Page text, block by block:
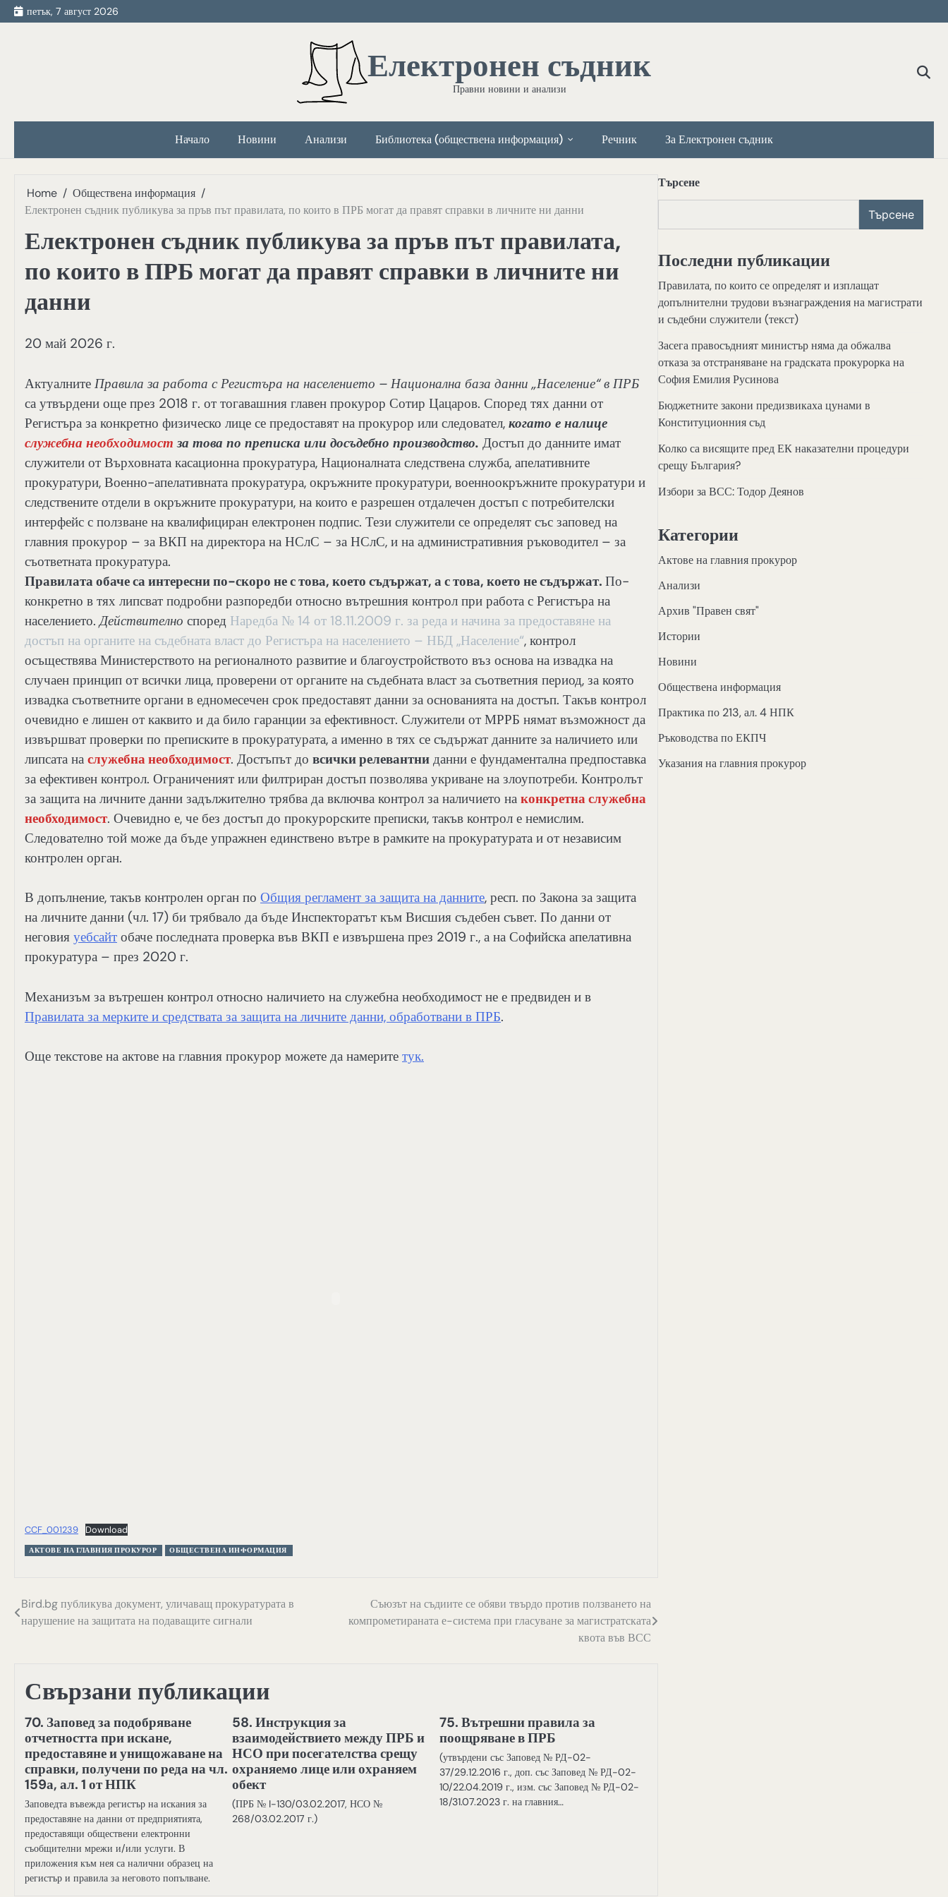
Skip
to
петък, 7 август 2026
Електронен съдник
Правни новини и анализи
Начало Новини Анализи Библиотека (обществена информация) Речник За Електронен съдник
Home
Обществена информация
Електронен съдник публикува за пръв път правилата, по които в ПРБ могат да правят справки в личните ни данни
Електронен съдник публикува за пръв път правилата,
по които в ПРБ могат да правят справки в личните ни
данни
20 май 2026 г.
Актуалните Правила за работа с Регистъра на населението – Национална база данни „Население“ в ПРБ
са утвърдени още през 2018 г. от тогавашния главен прокурор Сотир Цацаров. Според тях данни от
Регистъра за конкретно физическо лице се предоставят на прокурор или следовател, когато е налице
служебна необходимост за това по преписка или досъдебно производство. Достъп до данните имат
служители от Върховната касационна прокуратура, Националната следствена служба, апелативните
прокуратури, Военно-апелативната прокуратура, окръжните прокуратури, военноокръжните прокуратури и
следствените отдели в окръжните прокуратури, на които е разрешен отдалечен достъп с потребителски
интерфейс с ползване на квалифициран електронен подпис. Тези служители се определят със заповед на
главния прокурор – за ВКП на директора на НСлС – за НСлС, и на административния ръководител – за
съответната прокуратура.
Правилата обаче са интересни по-скоро не с това, което съдържат, а с това, което не съдържат. По-
конкретно в тях липсват подробни разпоредби относно вътрешния контрол при работа с Регистъра на
населението.Действително според Наредба № 14 от 18.11.2009 г. за реда и начина за предоставяне на
достъп на органите на съдебната власт до Регистъра на населението – НБД ,,Население“, контрол
осъществява Министерството на регионалното развитие и благоустройството въз основа на извадка на
случаен принцип от всички лица, проверени от органите на съдебната власт за съответния период, за която
извадка съответните органи в едномесечен срок предоставят данни за основанията на достъп. Такъв контрол
очевидно е лишен от каквито и да било гаранции за ефективност. Служители от МРРБ нямат възможност да
извършват проверки по преписките в прокуратурата, а именно в тях се съдържат данните за наличието или
липсата на служебна необходимост. Достъпът до всички релевантни данни е фундаментална предпоставка
за ефективен контрол. Ограниченият или филтриран достъп позволява укриване на злоупотреби. Контролът
за защита на личните данни задължително трябва да включва контрол за наличието на конкретна служебна
необходимост. Очевидно е, че без достъп до прокурорските преписки, такъв контрол е немислим.
Следователно той може да бъде упражнен единствено вътре в рамките на прокуратурата и от независим
контролен орган.
В допълнение, такъв контролен орган по Общия регламент за защита на данните, респ. по Закона за защита
на личните данни (чл. 17) би трябвало да бъде Инспекторатът към Висшия съдебен съвет. По данни от
неговия уебсайт обаче последната проверка във ВКП е извършена през 2019 г., а на Софийска апелативна
прокуратура – през 2020 г.
Механизъм за вътрешен контрол относно наличието на служебна необходимост не е предвиден и в
Правилата за мерките и средствата за защита на личните данни, обработвани в ПРБ.
Още текстове на актове на главния прокурор можете да намерите тук.
CCF_001239 Download
АКТОВЕ НА ГЛАВНИЯ ПРОКУРОР ОБЩЕСТВЕНА ИНФОРМАЦИЯ
Навигация
Bird.bg публикува документ, уличаващ прокуратурата в
нарушение на защитата на подаващите сигнали
Съюзът на съдиите се обяви твърдо против ползването на
компрометираната е-система при гласуване за магистратската
квота във ВСС
Свързани публикации
70. Заповед за подобряване
отчетността при искане,
предоставяне и унищожаване на
справки, получени по реда на чл.
159а, ал. 1 от НПК
Заповедта въвежда регистър на искания за
предоставяне на данни от предприятията,
предоставящи обществени електронни
съобщителни мрежи и/или услуги. В
приложения към нея са налични образец на
регистър и правила за неговото попълване.
58. Инструкция за
взаимодействието между ПРБ и
НСО при посегателства срещу
охраняемо лице или охраняем
обект
(ПРБ № I-130/03.02.2017, НСО №
268/03.02.2017 г.)
75. Вътрешни правила за
поощряване в ПРБ
(утвърдени със Заповед № РД-02-
37/29.12.2016 г., доп. със Заповед № РД-02-
10/22.04.2019 г., изм. със Заповед № РД-02-
18/31.07.2023 г. на главния…
Търсене
Търсене
Последни публикации
Правилата, по които се определят и изплащат
допълнителни трудови възнаграждения на магистрати
и съдебни служители (текст)
Засега правосъдният министър няма да обжалва
отказа за отстраняване на градската прокурорка на
София Емилия Русинова
Бюджетните закони предизвикаха цунами в
Конституционния съд
Колко са висящите пред ЕК наказателни процедури
срещу България?
Избори за ВСС: Тодор Деянов
Категории
Актове на главния прокурор
Анализи
Архив "Правен свят"
Истории
Новини
Обществена информация
Практика по 213, ал. 4 НПК
Ръководства по ЕКПЧ
Указания на главния прокурор